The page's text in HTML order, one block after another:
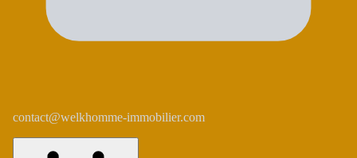
contact@welkhomme-immobilier.com